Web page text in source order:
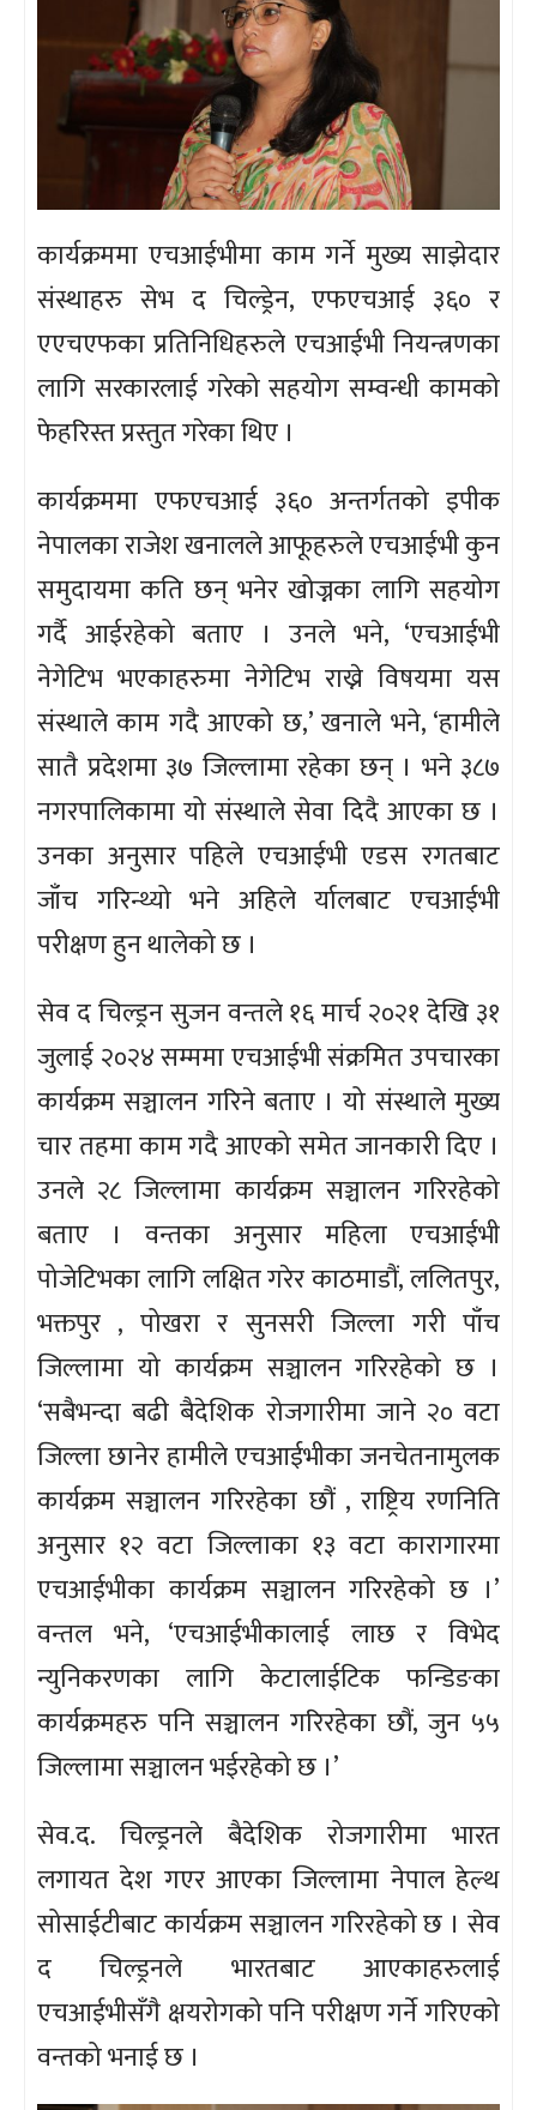
कार्यक्रममा एचआईभीमा काम गर्ने मुख्य साझेदार
संस्थाहरु सेभ द चिल्ड्रेन, एफएचआई ३६० र
एएचएफका प्रतिनिधिहरुले एचआईभी नियन्त्रणका
लागि सरकारलाई गरेको सहयोग सम्वन्धी कामको
फेहरिस्त प्रस्तुत गरेका थिए ।
कार्यक्रममा एफएचआई ३६० अन्तर्गतको इपीक
नेपालका राजेश खनालले आफूहरुले एचआईभी कुन
समुदायमा कति छन् भनेर खोज्नका लागि सहयोग
गर्दै आईरहेको बताए । उनले भने, ‘एचआईभी
नेगेटिभ भएकाहरुमा नेगेटिभ राख्ने विषयमा यस
संस्थाले काम गदै आएको छ,’ खनाले भने, ‘हामीले
सातै प्रदेशमा ३७ जिल्लामा रहेका छन् । भने ३८७
नगरपालिकामा यो संस्थाले सेवा दिदै आएका छ ।
उनका अनुसार पहिले एचआईभी एडस रगतबाट
जाँच गरिन्थ्यो भने अहिले र्यालबाट एचआईभी
परीक्षण हुन थालेको छ ।
सेव द चिल्ड्रन सुजन वन्तले १६ मार्च २०२१ देखि ३१
जुलाई २०२४ सम्ममा एचआईभी संक्रमित उपचारका
कार्यक्रम सञ्चालन गरिने बताए । यो संस्थाले मुख्य
चार तहमा काम गदै आएको समेत जानकारी दिए ।
उनले २८ जिल्लामा कार्यक्रम सञ्चालन गरिरहेको
बताए । वन्तका अनुसार महिला एचआईभी
पोजेटिभका लागि लक्षित गरेर काठमाडौं, ललितपुर,
भक्तपुर , पोखरा र सुनसरी जिल्ला गरी पाँच
जिल्लामा यो कार्यक्रम सञ्चालन गरिरहेको छ ।
‘सबैभन्दा बढी बैदेशिक रोजगारीमा जाने २० वटा
जिल्ला छानेर हामीले एचआईभीका जनचेतनामुलक
कार्यक्रम सञ्चालन गरिरहेका छौं , राष्ट्रिय रणनिति
अनुसार १२ वटा जिल्लाका १३ वटा कारागारमा
एचआईभीका कार्यक्रम सञ्चालन गरिरहेको छ ।’
वन्तल भने, ‘एचआईभीकालाई लाछ र विभेद
न्युनिकरणका लागि केटालाईटिक फन्डिङका
कार्यक्रमहरु पनि सञ्चालन गरिरहेका छौं, जुन ५५
जिल्लामा सञ्चालन भईरहेको छ ।’
सेव.द. चिल्ड्रनले बैदेशिक रोजगारीमा भारत
लगायत देश गएर आएका जिल्लामा नेपाल हेल्थ
सोसाईटीबाट कार्यक्रम सञ्चालन गरिरहेको छ । सेव
द चिल्ड्रनले भारतबाट आएकाहरुलाई
एचआईभीसँगै क्षयरोगको पनि परीक्षण गर्ने गरिएको
वन्तको भनाई छ ।